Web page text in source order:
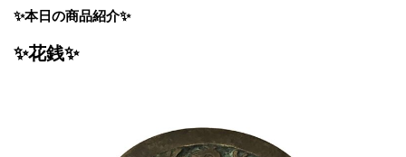
✨本日の商品紹介✨
✨花銭✨